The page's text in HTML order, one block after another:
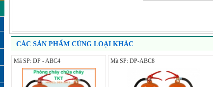
CÁC SẢN PHẨM CÙNG LOẠI KHÁC
Mã SP: DP - ABC4 Mã SP: DP-ABC8